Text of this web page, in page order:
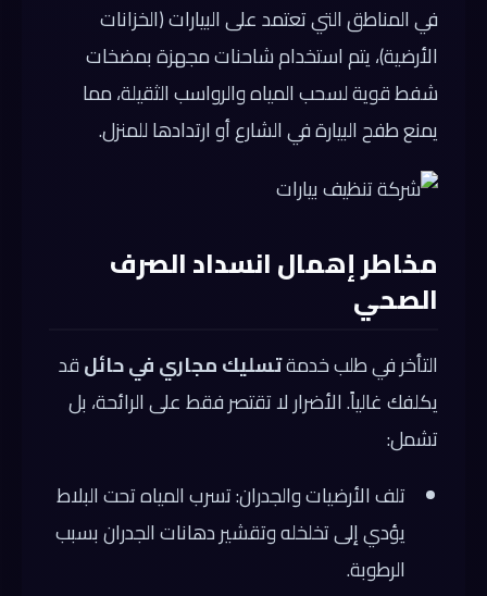
في المناطق التي تعتمد على البيارات (الخزانات
الأرضية)، يتم استخدام شاحنات مجهزة بمضخات
شفط قوية لسحب المياه والرواسب الثقيلة، مما
يمنع طفح البيارة في الشارع أو ارتدادها للمنزل.
مخاطر إهمال انسداد الصرف
الصحي
التأخر في طلب خدمةتسليك مجاري في حائلقد
يكلفك غالياً. الأضرار لا تقتصر فقط على الرائحة، بل
تشمل:
تلف الأرضيات والجدران: تسرب المياه تحت البلاط
يؤدي إلى تخلخله وتقشير دهانات الجدران بسبب
الرطوبة.